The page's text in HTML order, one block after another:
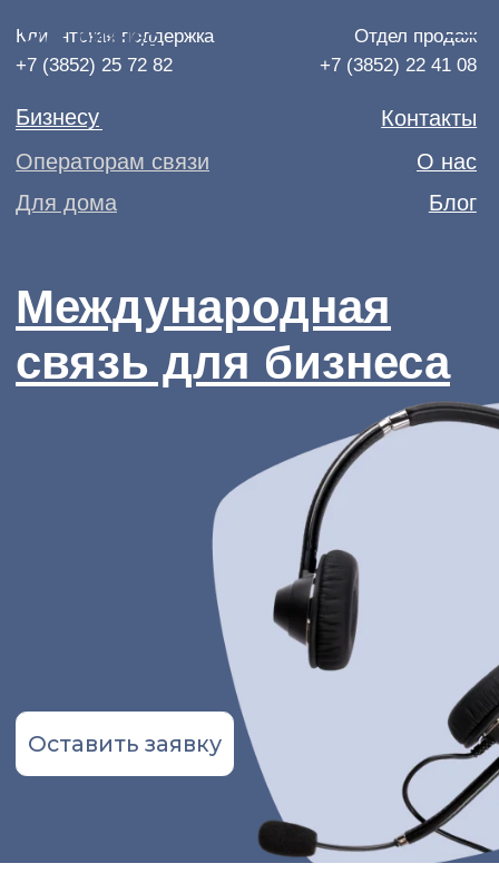
Операторам связи
+7 (3852) 25 72 82
Международная